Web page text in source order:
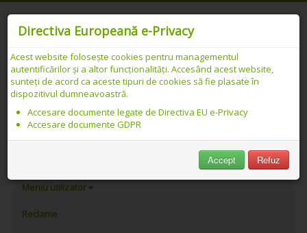
Catalog web SEO PREMIUM Românesc -
Link-uri asociate cu „pantofi piele”
Meniu utilizator
Reclame
Directiva Europeană e-Privacy
Acest website folosește cookies pentru managementul
autentificărilor și a altor funcționalități. Accesând acest website,
sunteți de acord ca aceste tipuri de cookies să fie plasate în
dispozitivul dumneavoastră.
Accesare documente legate de Directiva EU e-Privacy
Accesare documente GDPR
Accept Refuz